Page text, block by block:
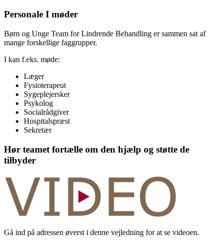
Personale I møder
Børn og Unge Team for Lindrende Behandling er sammen sat af
mange forskellige faggrupper.
I kan f.eks. møde:
Læger
Fysioterapeut
Sygeplejersker
Psykolog
Socialrådgiver
Hospitalspræst
Sekretær
Hør teamet fortælle om den hjælp og støtte de
tilbyder
Gå ind på adressen øverst i denne vejledning for at se videoen.